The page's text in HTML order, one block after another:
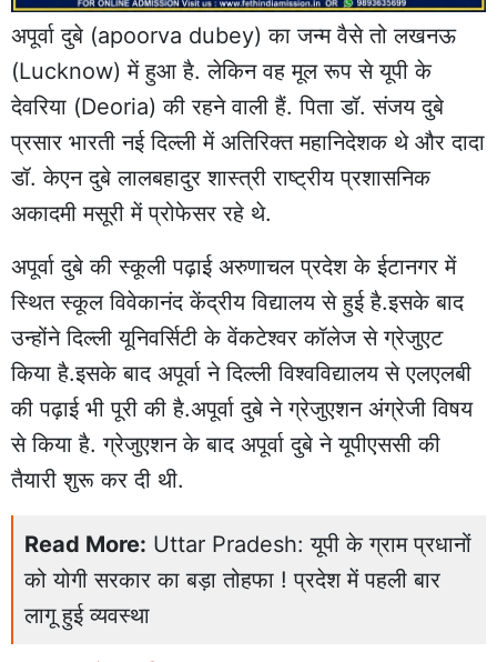
अपूर्वा दुबे (apoorva dubey) का जन्म वैसे तो लखनऊ
(Lucknow) में हुआ है. लेकिन वह मूल रूप से यूपी के
देवरिया (Deoria) की रहने वाली हैं. पिता डॉ. संजय दुबे
प्रसार भारती नई दिल्ली में अतिरिक्त महानिदेशक थे और दादा
डॉ. केएन दुबे लालबहादुर शास्त्री राष्ट्रीय प्रशासनिक
अकादमी मसूरी में प्रोफेसर रहे थे.
अपूर्वा दुबे की स्कूली पढ़ाई अरुणाचल प्रदेश के ईटानगर में
स्थित स्कूल विवेकानंद केंद्रीय विद्यालय से हुई है.इसके बाद
उन्होंने दिल्ली यूनिवर्सिटी के वेंकटेश्वर कॉलेज से ग्रेजुएट
किया है.इसके बाद अपूर्वा ने दिल्ली विश्वविद्यालय से एलएलबी
की पढ़ाई भी पूरी की है.अपूर्वा दुबे ने ग्रेजुएशन अंग्रेजी विषय
से किया है. ग्रेजुएशन के बाद अपूर्वा दुबे ने यूपीएससी की
तैयारी शुरू कर दी थी.
Read More: Uttar Pradesh: यूपी के ग्राम प्रधानों
को योगी सरकार का बड़ा तोहफा ! प्रदेश में पहली बार
लागू हुई व्यवस्था